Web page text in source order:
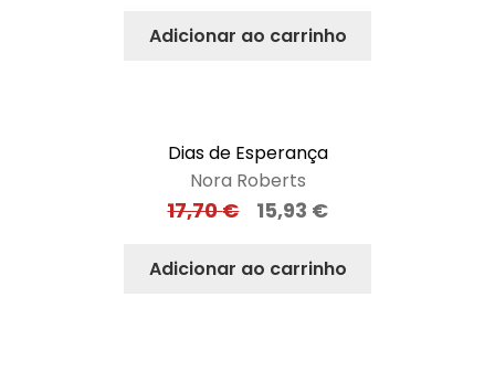
Adicionar ao carrinho
Dias de Esperança
Nora Roberts
17,70€ 15,93 €
Adicionar ao carrinho